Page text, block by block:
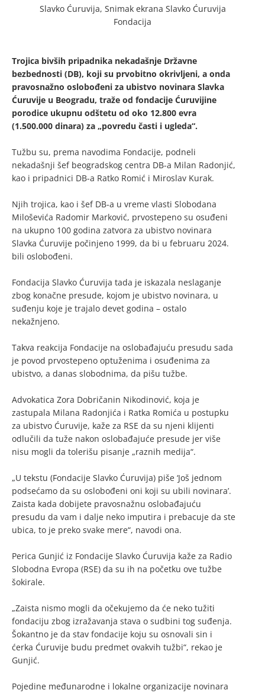
Slavko Ćuruvija, Snimak ekrana Slavko Ćuruvija
Fondacija
Trojica bivših pripadnika nekadašnje Državne
bezbednosti (DB), koji su prvobitno okrivljeni, a onda
pravosnažno oslobođeni za ubistvo novinara Slavka
Ćuruvije u Beogradu, traže od fondacije Ćuruvijine
porodice ukupnu odštetu od oko 12.800 evra
(1.500.000 dinara) za „povredu časti i ugleda“.
Tužbu su, prema navodima Fondacije, podneli
nekadašnji šef beogradskog centra DB-a Milan Radonjić,
kao i pripadnici DB-a Ratko Romić i Miroslav Kurak.
Njih trojica, kao i šef DB-a u vreme vlasti Slobodana
Miloševića Radomir Marković, prvostepeno su osuđeni
na ukupno 100 godina zatvora za ubistvo novinara
Slavka Ćuruvije počinjeno 1999, da bi u februaru 2024.
bili oslobođeni.
Fondacija Slavko Ćuruvija tada je iskazala neslaganje
zbog konačne presude, kojom je ubistvo novinara, u
suđenju koje je trajalo devet godina – ostalo
nekažnjeno.
Takva reakcija Fondacije na oslobađajuću presudu sada
je povod prvostepeno optuženima i osuđenima za
ubistvo, a danas slobodnima, da pišu tužbe.
Advokatica Zora Dobričanin Nikodinović, koja je
zastupala Milana Radonjića i Ratka Romića u postupku
za ubistvo Ćuruvije, kaže za RSE da su njeni klijenti
odlučili da tuže nakon oslobađajuće presude jer više
nisu mogli da tolerišu pisanje „raznih medija“.
„U tekstu (Fondacije Slavko Ćuruvija) piše ‘Još jednom
podsećamo da su oslobođeni oni koji su ubili novinara’.
Zaista kada dobijete pravosnažnu oslobađajuću
presudu da vam i dalje neko imputira i prebacuje da ste
ubica, to je preko svake mere“, navodi ona.
Perica Gunjić iz Fondacije Slavko Ćuruvija kaže za Radio
Slobodna Evropa (RSE) da su ih na početku ove tužbe
šokirale.
„Zaista nismo mogli da očekujemo da će neko tužiti
fondaciju zbog izražavanja stava o sudbini tog suđenja.
Šokantno je da stav fondacije koju su osnovali sin i
ćerka Ćuruvije budu predmet ovakvih tužbi“, rekao je
Gunjić.
Pojedine međunarodne i lokalne organizacije novinara